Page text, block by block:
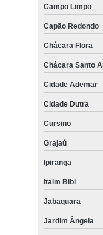
Campo Limpo
Capão Redondo
Chácara Flora
Chácara Santo
Cidade Ademar
Cidade Dutra
Cursino
Grajaú
Ipiranga
Itaim Bibi
Jabaquara
Jardim Ângela